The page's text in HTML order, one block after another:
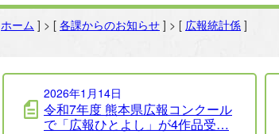
ホーム ] > [ 各課からのお知らせ ] > [ 広報統計係 ]
広報統計係の記事一覧
2026年1月14日
令和7年度 熊本県広報コンクール
で「広報ひとよし」が4作品受…